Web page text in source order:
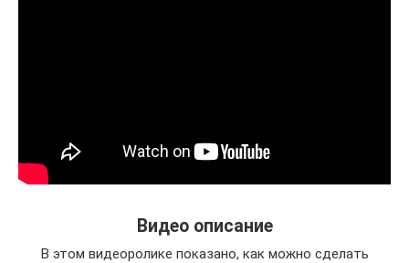
Видео описание
В этом видеоролике показано, как можно сделать